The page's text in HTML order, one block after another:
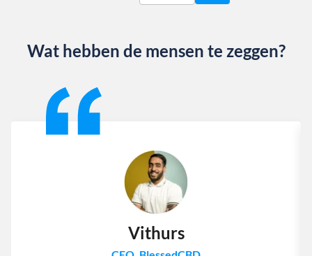
Wat hebben de mensen te zeggen?
Vithurs